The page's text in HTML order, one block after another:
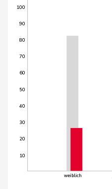
10
20
30
40
50
60
70
80
90
100
weiblich